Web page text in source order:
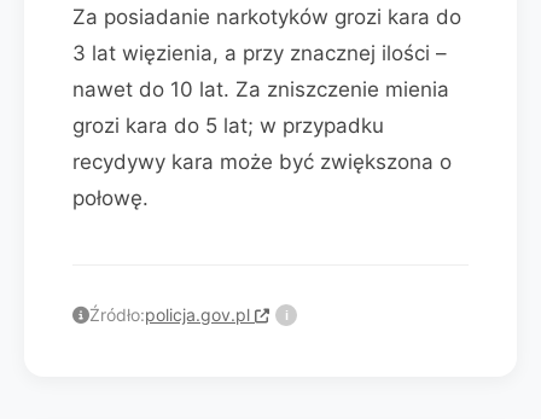
Za posiadanie narkotyków grozi kara do
3 lat więzienia, a przy znacznej ilości –
nawet do 10 lat. Za zniszczenie mienia
grozi kara do 5 lat; w przypadku
recydywy kara może być zwiększona o
połowę.
Źródło:policja.gov.pl i